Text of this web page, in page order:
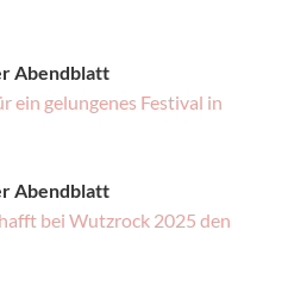
Abendblatt
ein gelungenes Festival in
Abendblatt
bei Wutzrock 2025 den